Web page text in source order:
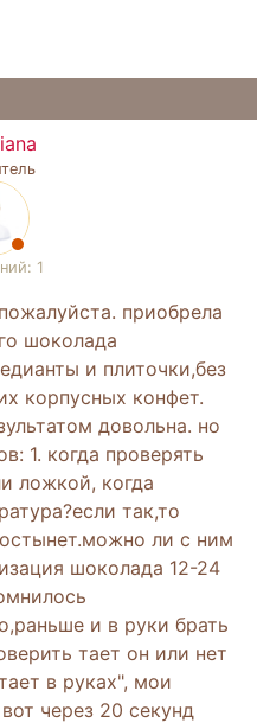
1
приобрела
шоколада
и плиточки,без
корпусных конфет.
довольна. но
1. когда проверять
ложкой, когда
так,то
ли с ним
шоколада 12-24
и в руки брать
тает он или нет
в руках", мои
через 20 секунд